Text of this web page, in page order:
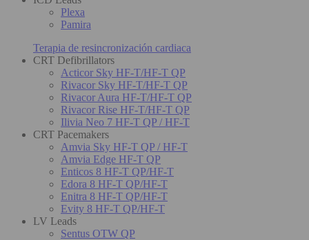
Plexa
Pamira
Terapia de resincronización cardiaca
CRT Defibrillators
Acticor Sky HF-T/HF-T QP
Rivacor Sky HF-T/HF-T QP
Rivacor Aura HF-T/HF-T QP
Rivacor Rise HF-T/HF-T QP
Ilivia Neo 7 HF-T QP / HF-T
CRT Pacemakers
Amvia Sky HF-T QP / HF-T
Amvia Edge HF-T QP
Enticos 8 HF-T QP/HF-T
Edora 8 HF-T QP/HF-T
Enitra 8 HF-T QP/HF-T
Evity 8 HF-T QP/HF-T
LV Leads
Sentus OTW QP